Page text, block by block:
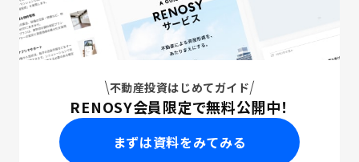
不動産投資はじめてガイド
RENOSY会員限定で無料公開中！
まずは資料をみてみる